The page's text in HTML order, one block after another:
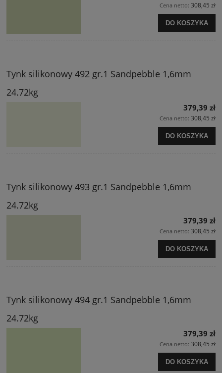
Cena netto: 308,45 zł
DO KOSZYKA
Tynk silikonowy 492 gr.1 Sandpebble 1,6mm
24.72kg
379,39 zł
Cena netto: 308,45 zł
DO KOSZYKA
Tynk silikonowy 493 gr.1 Sandpebble 1,6mm
24.72kg
379,39 zł
Cena netto: 308,45 zł
DO KOSZYKA
Tynk silikonowy 494 gr.1 Sandpebble 1,6mm
24.72kg
379,39 zł
Cena netto: 308,45 zł
DO KOSZYKA